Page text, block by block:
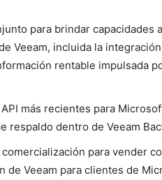
para brindar capacidades
Veeam, incluida la
rentable impulsada
más recientes para
respaldo dentro de Veeam
para vender
de Veeam para clientes de